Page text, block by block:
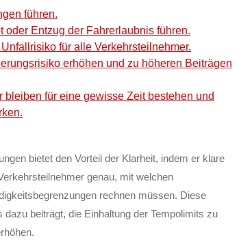
führen.
Entzug der Fahrerlaubnis führen.
für alle Verkehrsteilnehmer.
erhöhen und zu höheren Beiträgen
für eine gewisse Zeit bestehen und
bietet den Vorteil der Klarheit, indem er klare
genau, mit welchen
rechnen müssen. Diese
beiträgt, die Einhaltung der Tempolimits zu